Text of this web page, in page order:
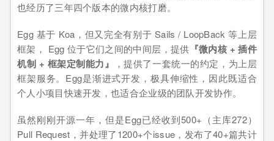
也经历了三年四个版本的微内核打磨。
Egg 基于 Koa，但又完全有别于 Sails / LoopBack 等上层
框架， Egg 位于它们之间的中间层，提供 『微内核 + 插件
机制 + 框架定制能力』
，提供了一套统一的约定，为上层
框架服务。Egg是渐进式开发，极具伸缩性，因此既适合
个人小项目快速开发，也适合企业级的团队开发协作。
虽然刚刚开源一年，但是Egg已经收到500+（主库272）
Pull Request，并处理了1200+个issue，发布了40+篇共计